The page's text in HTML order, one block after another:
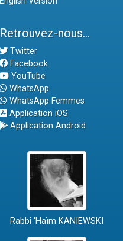
Retrouvez-nous...
Twitter
Facebook
YouTube
WhatsApp
WhatsApp Femmes
Application iOS
Application Android
Rabbi 'Haïm KANIEWSKI